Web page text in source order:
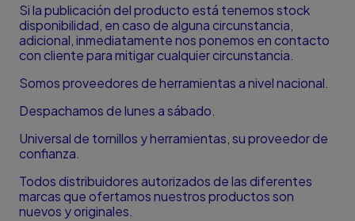
Si la publicación del producto está tenemos stock
disponibilidad, en caso de alguna circunstancia,
adicional, inmediatamente nos ponemos en contacto
con cliente para mitigar cualquier circunstancia.
Somos proveedores de herramientas a nivel nacional.
Despachamos de lunes a sábado.
Universal de tornillos y herramientas, su proveedor de
confianza.
Todos distribuidores autorizados de las diferentes
marcas que ofertamos nuestros productos son
nuevos y originales.